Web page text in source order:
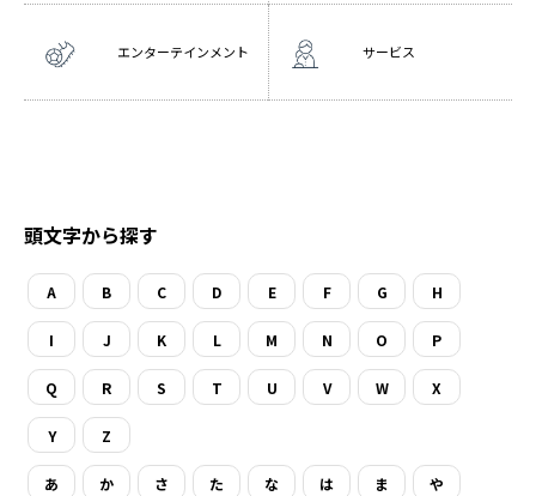
エンターテインメント サービス
頭文字から探す
A B C D E F G H
I J K L M N O P
Q R S T U V W X
Y Z
あ か さ た な は ま や